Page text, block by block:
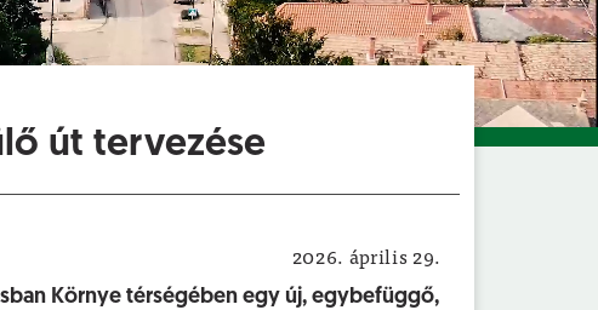
út tervezése
Hír
2026. április 29.
Környe térségében egy új, egybefüggő,